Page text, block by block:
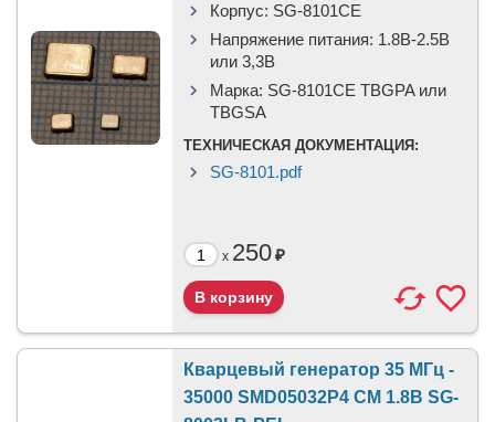
Корпус: SG-8101CE
Напряжение питания: 1.8В-2.5B
или 3,3B
Марка: SG-8101CE TBGPA или
TBGSA
ТЕХНИЧЕСКАЯ ДОКУМЕНТАЦИЯ:
SG-8101.pdf
x 250₽
Кварцевый генератор 35 МГц -
35000 SMD05032P4 CM 1.8В SG-